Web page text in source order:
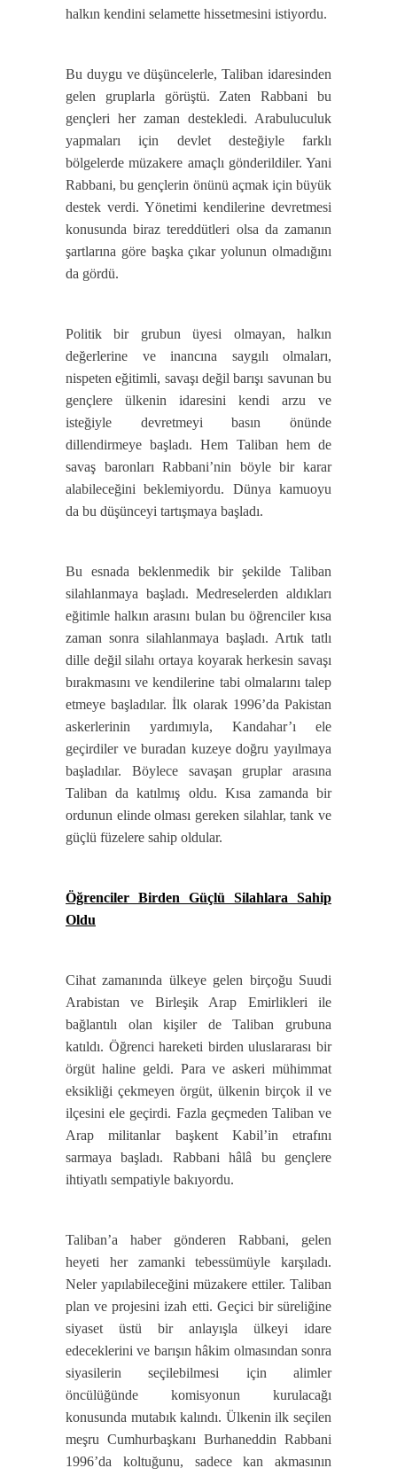
halkın kendini selamette hissetmesini istiyordu.
Bu duygu ve düşüncelerle, Taliban idaresinden
gelen gruplarla görüştü. Zaten Rabbani bu
gençleri her zaman destekledi. Arabuluculuk
yapmaları için devlet desteğiyle farklı
bölgelerde müzakere amaçlı gönderildiler. Yani
Rabbani, bu gençlerin önünü açmak için büyük
destek verdi. Yönetimi kendilerine devretmesi
konusunda biraz tereddütleri olsa da zamanın
şartlarına göre başka çıkar yolunun olmadığını
da gördü.
Politik bir grubun üyesi olmayan, halkın
değerlerine ve inancına saygılı olmaları,
nispeten eğitimli, savaşı değil barışı savunan bu
gençlere ülkenin idaresini kendi arzu ve
isteğiyle devretmeyi basın önünde
dillendirmeye başladı. Hem Taliban hem de
savaş baronları Rabbani’nin böyle bir karar
alabileceğini beklemiyordu. Dünya kamuoyu
da bu düşünceyi tartışmaya başladı.
Bu esnada beklenmedik bir şekilde Taliban
silahlanmaya başladı. Medreselerden aldıkları
eğitimle halkın arasını bulan bu öğrenciler kısa
zaman sonra silahlanmaya başladı. Artık tatlı
dille değil silahı ortaya koyarak herkesin savaşı
bırakmasını ve kendilerine tabi olmalarını talep
etmeye başladılar. İlk olarak 1996’da Pakistan
askerlerinin yardımıyla, Kandahar’ı ele
geçirdiler ve buradan kuzeye doğru yayılmaya
başladılar. Böylece savaşan gruplar arasına
Taliban da katılmış oldu. Kısa zamanda bir
ordunun elinde olması gereken silahlar, tank ve
güçlü füzelere sahip oldular.
Öğrenciler Birden Güçlü Silahlara Sahip
Oldu
Cihat zamanında ülkeye gelen birçoğu Suudi
Arabistan ve Birleşik Arap Emirlikleri ile
bağlantılı olan kişiler de Taliban grubuna
katıldı. Öğrenci hareketi birden uluslararası bir
örgüt haline geldi. Para ve askeri mühimmat
eksikliği çekmeyen örgüt, ülkenin birçok il ve
ilçesini ele geçirdi. Fazla geçmeden Taliban ve
Arap militanlar başkent Kabil’in etrafını
sarmaya başladı. Rabbani hâlâ bu gençlere
ihtiyatlı sempatiyle bakıyordu.
Taliban’a haber gönderen Rabbani, gelen
heyeti her zamanki tebessümüyle karşıladı.
Neler yapılabileceğini müzakere ettiler. Taliban
plan ve projesini izah etti. Geçici bir süreliğine
siyaset üstü bir anlayışla ülkeyi idare
edeceklerini ve barışın hâkim olmasından sonra
siyasilerin seçilebilmesi için alimler
öncülüğünde komisyonun kurulacağı
konusunda mutabık kalındı. Ülkenin ilk seçilen
meşru Cumhurbaşkanı Burhaneddin Rabbani
1996’da koltuğunu, sadece kan akmasının